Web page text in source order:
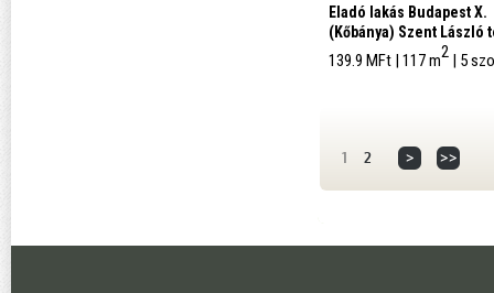
Eladó lakás Budapest X.
(Kőbánya) Szent László
közelében
139.9 MFt | 117 m2| 5
1 2 > >>